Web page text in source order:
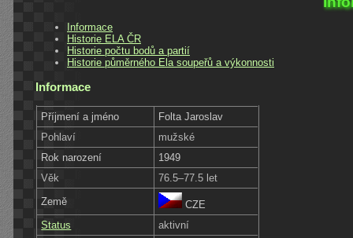
Informace
Historie ELA ČR
Historie počtu bodů a partií
Historie půměrného Ela soupeřů a výkonnosti
Informace
Příjmení a jméno
Folta Jaroslav
Pohlaví
mužské
Rok narození
1949
Věk
76.5–77.5 let
Země
CZE
Status
aktivní